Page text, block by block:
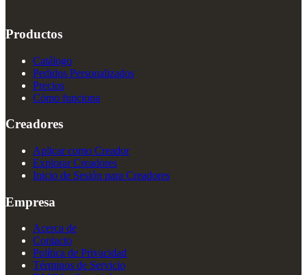
Productos
Catálogo
Pedidos Personalizados
Precios
Cómo funciona
Creadores
Aplicar como Creador
Explorar Creadores
Inicio de Sesión para Creadores
Empresa
Acerca de
Contacto
Política de Privacidad
Términos de Servicio